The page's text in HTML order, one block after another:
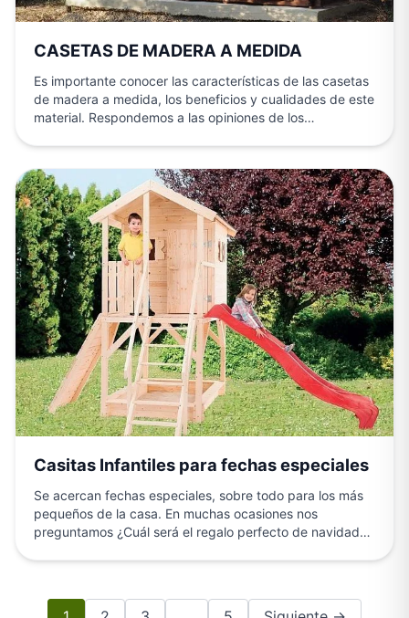
CASETAS DE MADERA A MEDIDA
Es importante conocer las características de las casetas
de madera a medida, los beneficios y cualidades de este
material. Respondemos a las opiniones de los…
Casitas Infantiles para fechas especiales
Se acercan fechas especiales, sobre todo para los más
pequeños de la casa. En muchas ocasiones nos
preguntamos ¿Cuál será el regalo perfecto de navidad…